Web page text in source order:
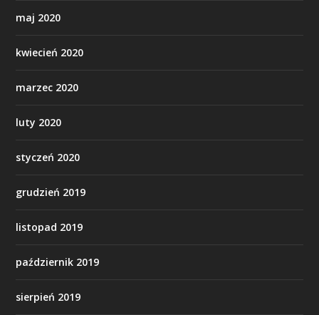
maj 2020
kwiecień 2020
marzec 2020
luty 2020
styczeń 2020
grudzień 2019
listopad 2019
październik 2019
sierpień 2019